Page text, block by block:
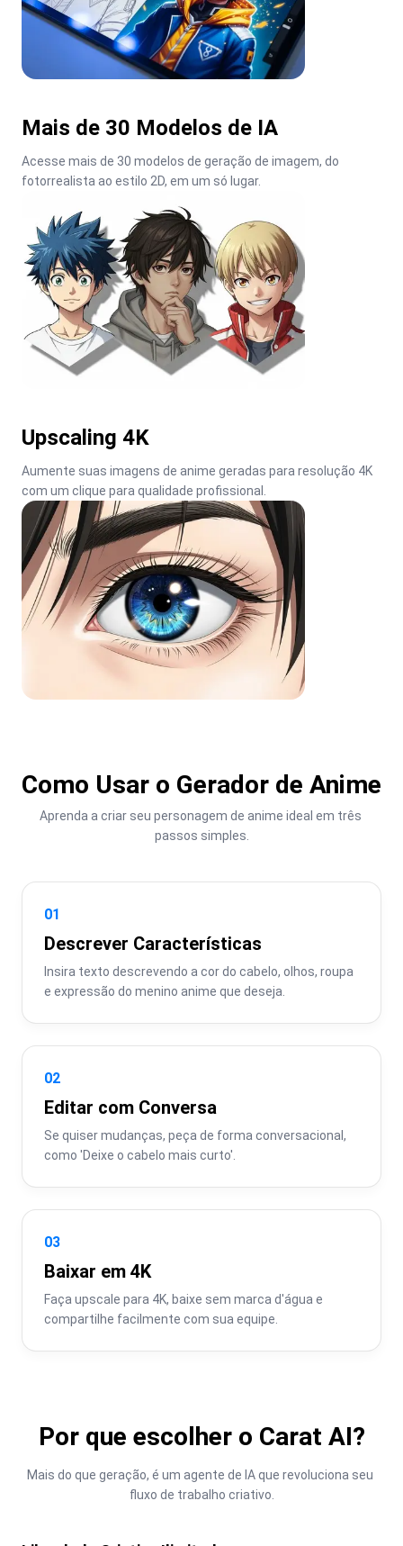
Mais de 30 Modelos de IA
Acesse mais de 30 modelos de geração de imagem, do
fotorrealista ao estilo 2D, em um só lugar.
Upscaling 4K
Aumente suas imagens de anime geradas para resolução 4K
com um clique para qualidade profissional.
Como Usar o Gerador de Anime
Aprenda a criar seu personagem de anime ideal em três
passos simples.
01
Descrever Características
Insira texto descrevendo a cor do cabelo, olhos, roupa
e expressão do menino anime que deseja.
02
Editar com Conversa
Se quiser mudanças, peça de forma conversacional,
como 'Deixe o cabelo mais curto'.
03
Baixar em 4K
Faça upscale para 4K, baixe sem marca d'água e
compartilhe facilmente com sua equipe.
Por que escolher o Carat AI?
Mais do que geração, é um agente de IA que revoluciona seu
fluxo de trabalho criativo.